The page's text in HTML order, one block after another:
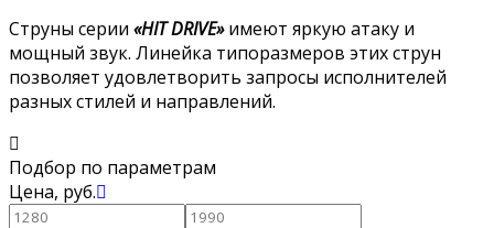
Струны серии «HITDRIVE»имеют яркую атаку и
мощный звук. Линейка типоразмеров этих струн
позволяет удовлетворить запросы исполнителей
разных стилей и направлений.
Подбор по параметрам
Цена, руб.